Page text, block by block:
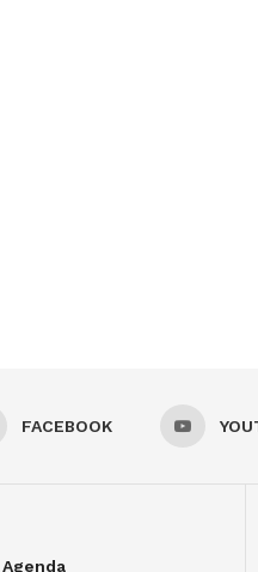
FACEBOOK
Agenda